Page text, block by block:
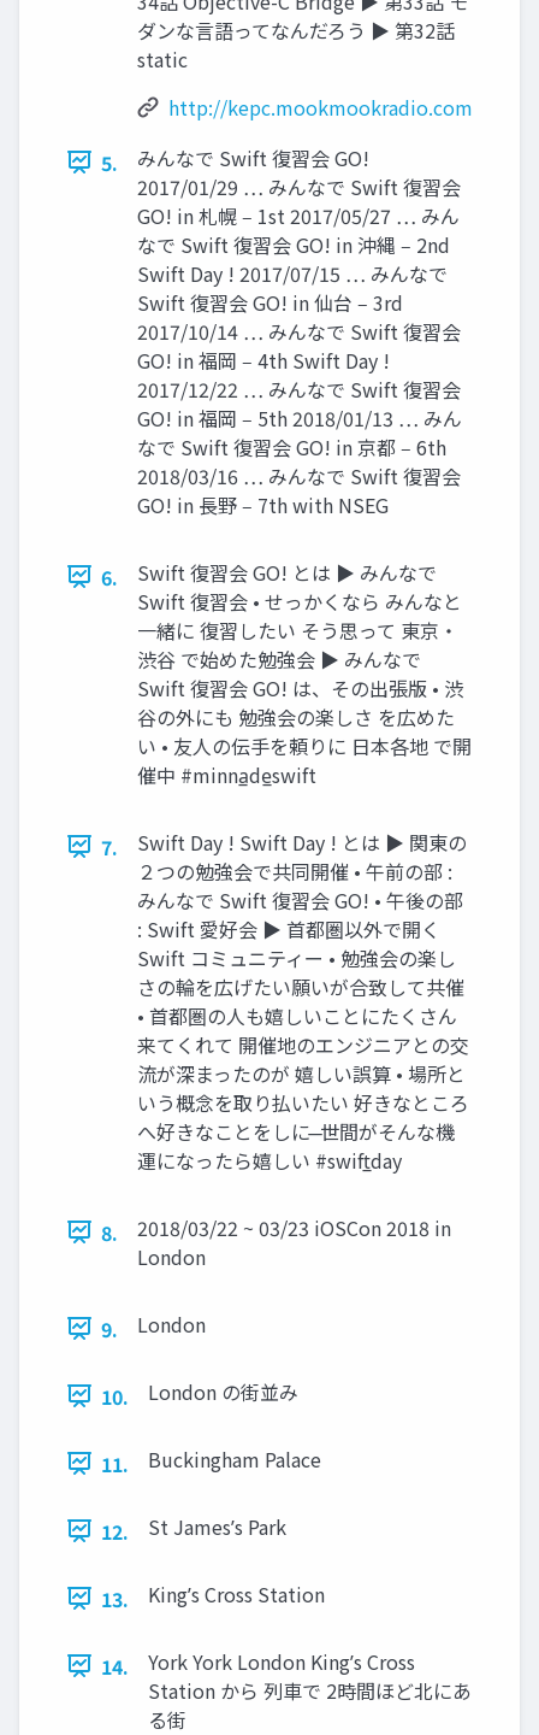
ダンな言語ってなんだろう ▶ 第32話
static
http://kepc.mookmookradio.com
5.
みんなで Swift 復習会 GO!
2017/01/29 … みんなで Swift 復習会
GO! in 札幌 ‒ 1st 2017/05/27 … みん
なで Swift 復習会 GO! in 沖縄 ‒ 2nd
Swift Day ! 2017/07/15 … みんなで
Swift 復習会 GO! in 仙台 ‒ 3rd
2017/10/14 … みんなで Swift 復習会
GO! in 福岡 ‒ 4th Swift Day !
2017/12/22 … みんなで Swift 復習会
GO! in 福岡 ‒ 5th 2018/01/13 … みん
なで Swift 復習会 GO! in 京都 ‒ 6th
2018/03/16 … みんなで Swift 復習会
GO! in 長野 ‒ 7th with NSEG
6.
Swift 復習会 GO! とは ▶ みんなで
Swift 復習会 • せっかくなら みんなと
一緒に 復習したい そう思って 東京・
渋谷 で始めた勉強会 ▶ みんなで
Swift 復習会 GO! は、その出張版 • 渋
谷の外にも 勉強会の楽しさ を広めた
い • 友人の伝手を頼りに 日本各地 で開
催中 #minna̲de̲swift
7.
Swift Day ! Swift Day ! とは ▶ 関東の
２つの勉強会で共同開催 • 午前の部 :
みんなで Swift 復習会 GO! • 午後の部
: Swift 愛好会 ▶ 首都圏以外で開く
Swift コミュニティー • 勉強会の楽し
さの輪を広げたい願いが合致して共催
• 首都圏の人も嬉しいことにたくさん
来てくれて 開催地のエンジニアとの交
流が深まったのが 嬉しい誤算 • 場所と
いう概念を取り払いたい 好きなところ
へ好きなことをしに ̶ 世間がそんな機
運になったら嬉しい #swift̲day
8.
2018/03/22 ~ 03/23 iOSCon 2018 in
London
9. London
10. London の街並み
11. Buckingham Palace
12. St Jamesʼs Park
13. Kingʼs Cross Station
14.
York York London Kingʼs Cross
Station から 列車で 2時間ほど北にあ
る街